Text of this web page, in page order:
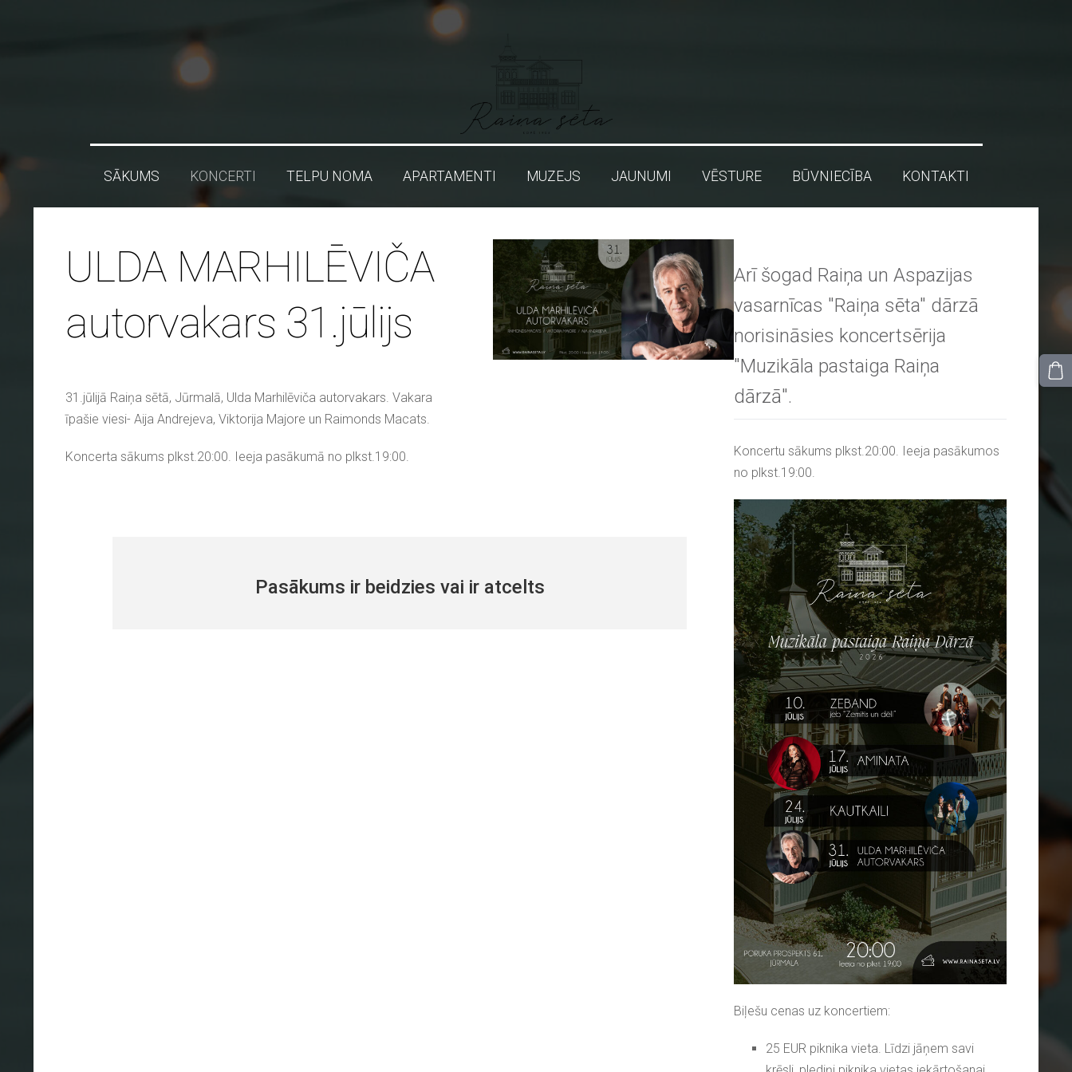
SĀKUMS KONCERTI TELPU NOMA APARTAMENTI MUZEJS JAUNUMI VĒSTURE BŪVNIECĪBA KONTAKTI
Arī šogad Raiņa un Aspazijas
vasarnīcas "Raiņa sēta" dārzā
norisināsies koncertsērija
"Muzikāla pastaiga Raiņa
dārzā".
Koncertu sākums plkst.20:00. Ieeja pasākumos
no plkst.19:00.
Biļešu cenas uz koncertiem:
25 EUR piknika vieta. Līdzi jāņem savi
ULDA MARHILĒVIČA
autorvakars 31.jūlijs
31.jūlijā Raiņa sētā, Jūrmalā, Ulda Marhilēviča autorvakars. Vakara
īpašie viesi- Aija Andrejeva, Viktorija Majore un Raimonds Macats.
Koncerta sākums plkst.20:00. Ieeja pasākumā no plkst.19:00.